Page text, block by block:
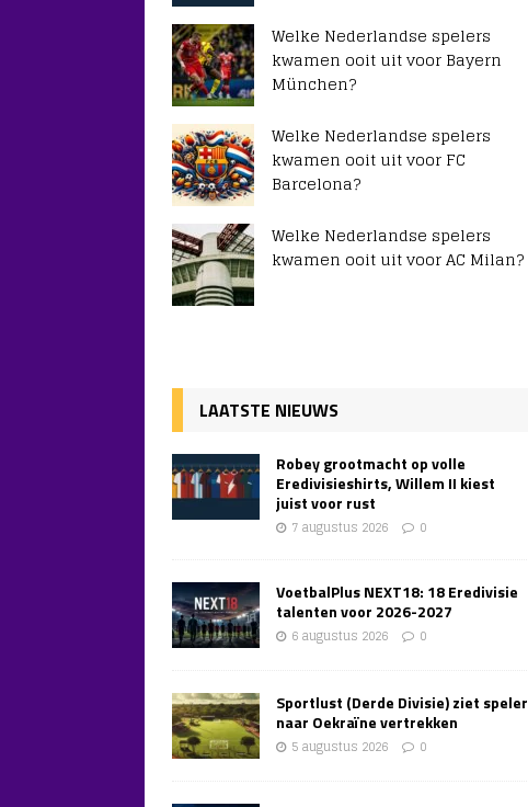
Welke Nederlandse spelers
kwamen ooit uit voor Bayern
München?
Welke Nederlandse spelers
kwamen ooit uit voor FC
Barcelona?
Welke Nederlandse spelers
kwamen ooit uit voor AC Milan?
LAATSTE NIEUWS
Robey grootmacht op volle
Eredivisieshirts, Willem II kiest
juist voor rust
7 augustus 2026 0
VoetbalPlus NEXT18: 18 Eredivisie
talenten voor 2026-2027
6 augustus 2026 0
Sportlust (Derde Divisie) ziet speler
naar Oekraïne vertrekken
5 augustus 2026 0